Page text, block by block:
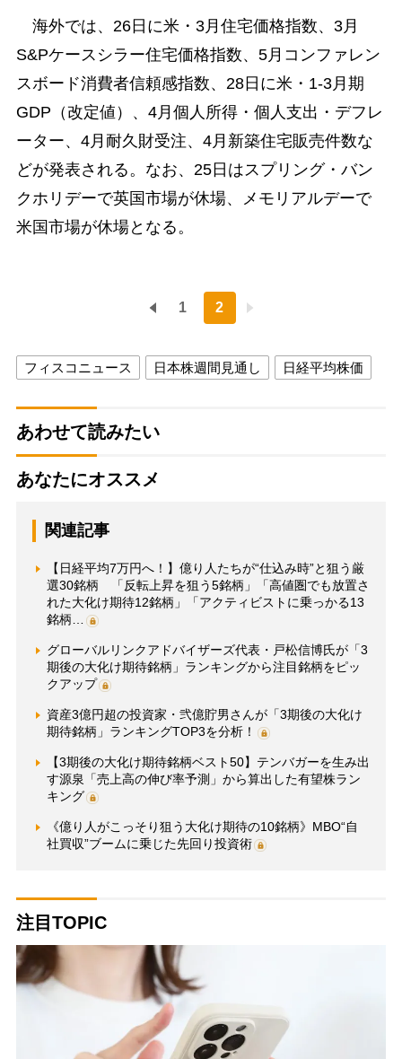
海外では、26日に米・3月住宅価格指数、3月
S&Pケースシラー住宅価格指数、5月コンファレン
スボード消費者信頼感指数、28日に米・1-3月期
GDP（改定値）、4月個人所得・個人支出・デフレ
ーター、4月耐久財受注、4月新築住宅販売件数な
どが発表される。なお、25日はスプリング・バン
クホリデーで英国市場が休場、メモリアルデーで
米国市場が休場となる。
1 2
フィスコニュース 日本株週間見通し 日経平均株価
あわせて読みたい
あなたにオススメ
関連記事
【日経平均7万円へ！】億り人たちが“仕込み時”と狙う厳
選30銘柄 「反転上昇を狙う5銘柄」「高値圏でも放置さ
れた大化け期待12銘柄」「アクティビストに乗っかる13
銘柄…
グローバルリンクアドバイザーズ代表・戸松信博氏が「3
期後の大化け期待銘柄」ランキングから注目銘柄をピッ
クアップ
資産3億円超の投資家・弐億貯男さんが「3期後の大化け
期待銘柄」ランキングTOP3を分析！
【3期後の大化け期待銘柄ベスト50】テンバガーを生み出
す源泉「売上高の伸び率予測」から算出した有望株ラン
キング
《億り人がこっそり狙う大化け期待の10銘柄》MBO“自
社買収”ブームに乗じた先回り投資術
注目TOPIC